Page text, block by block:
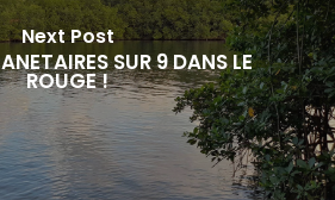
Next Post
SUR 9 DANS LE
ROUGE !